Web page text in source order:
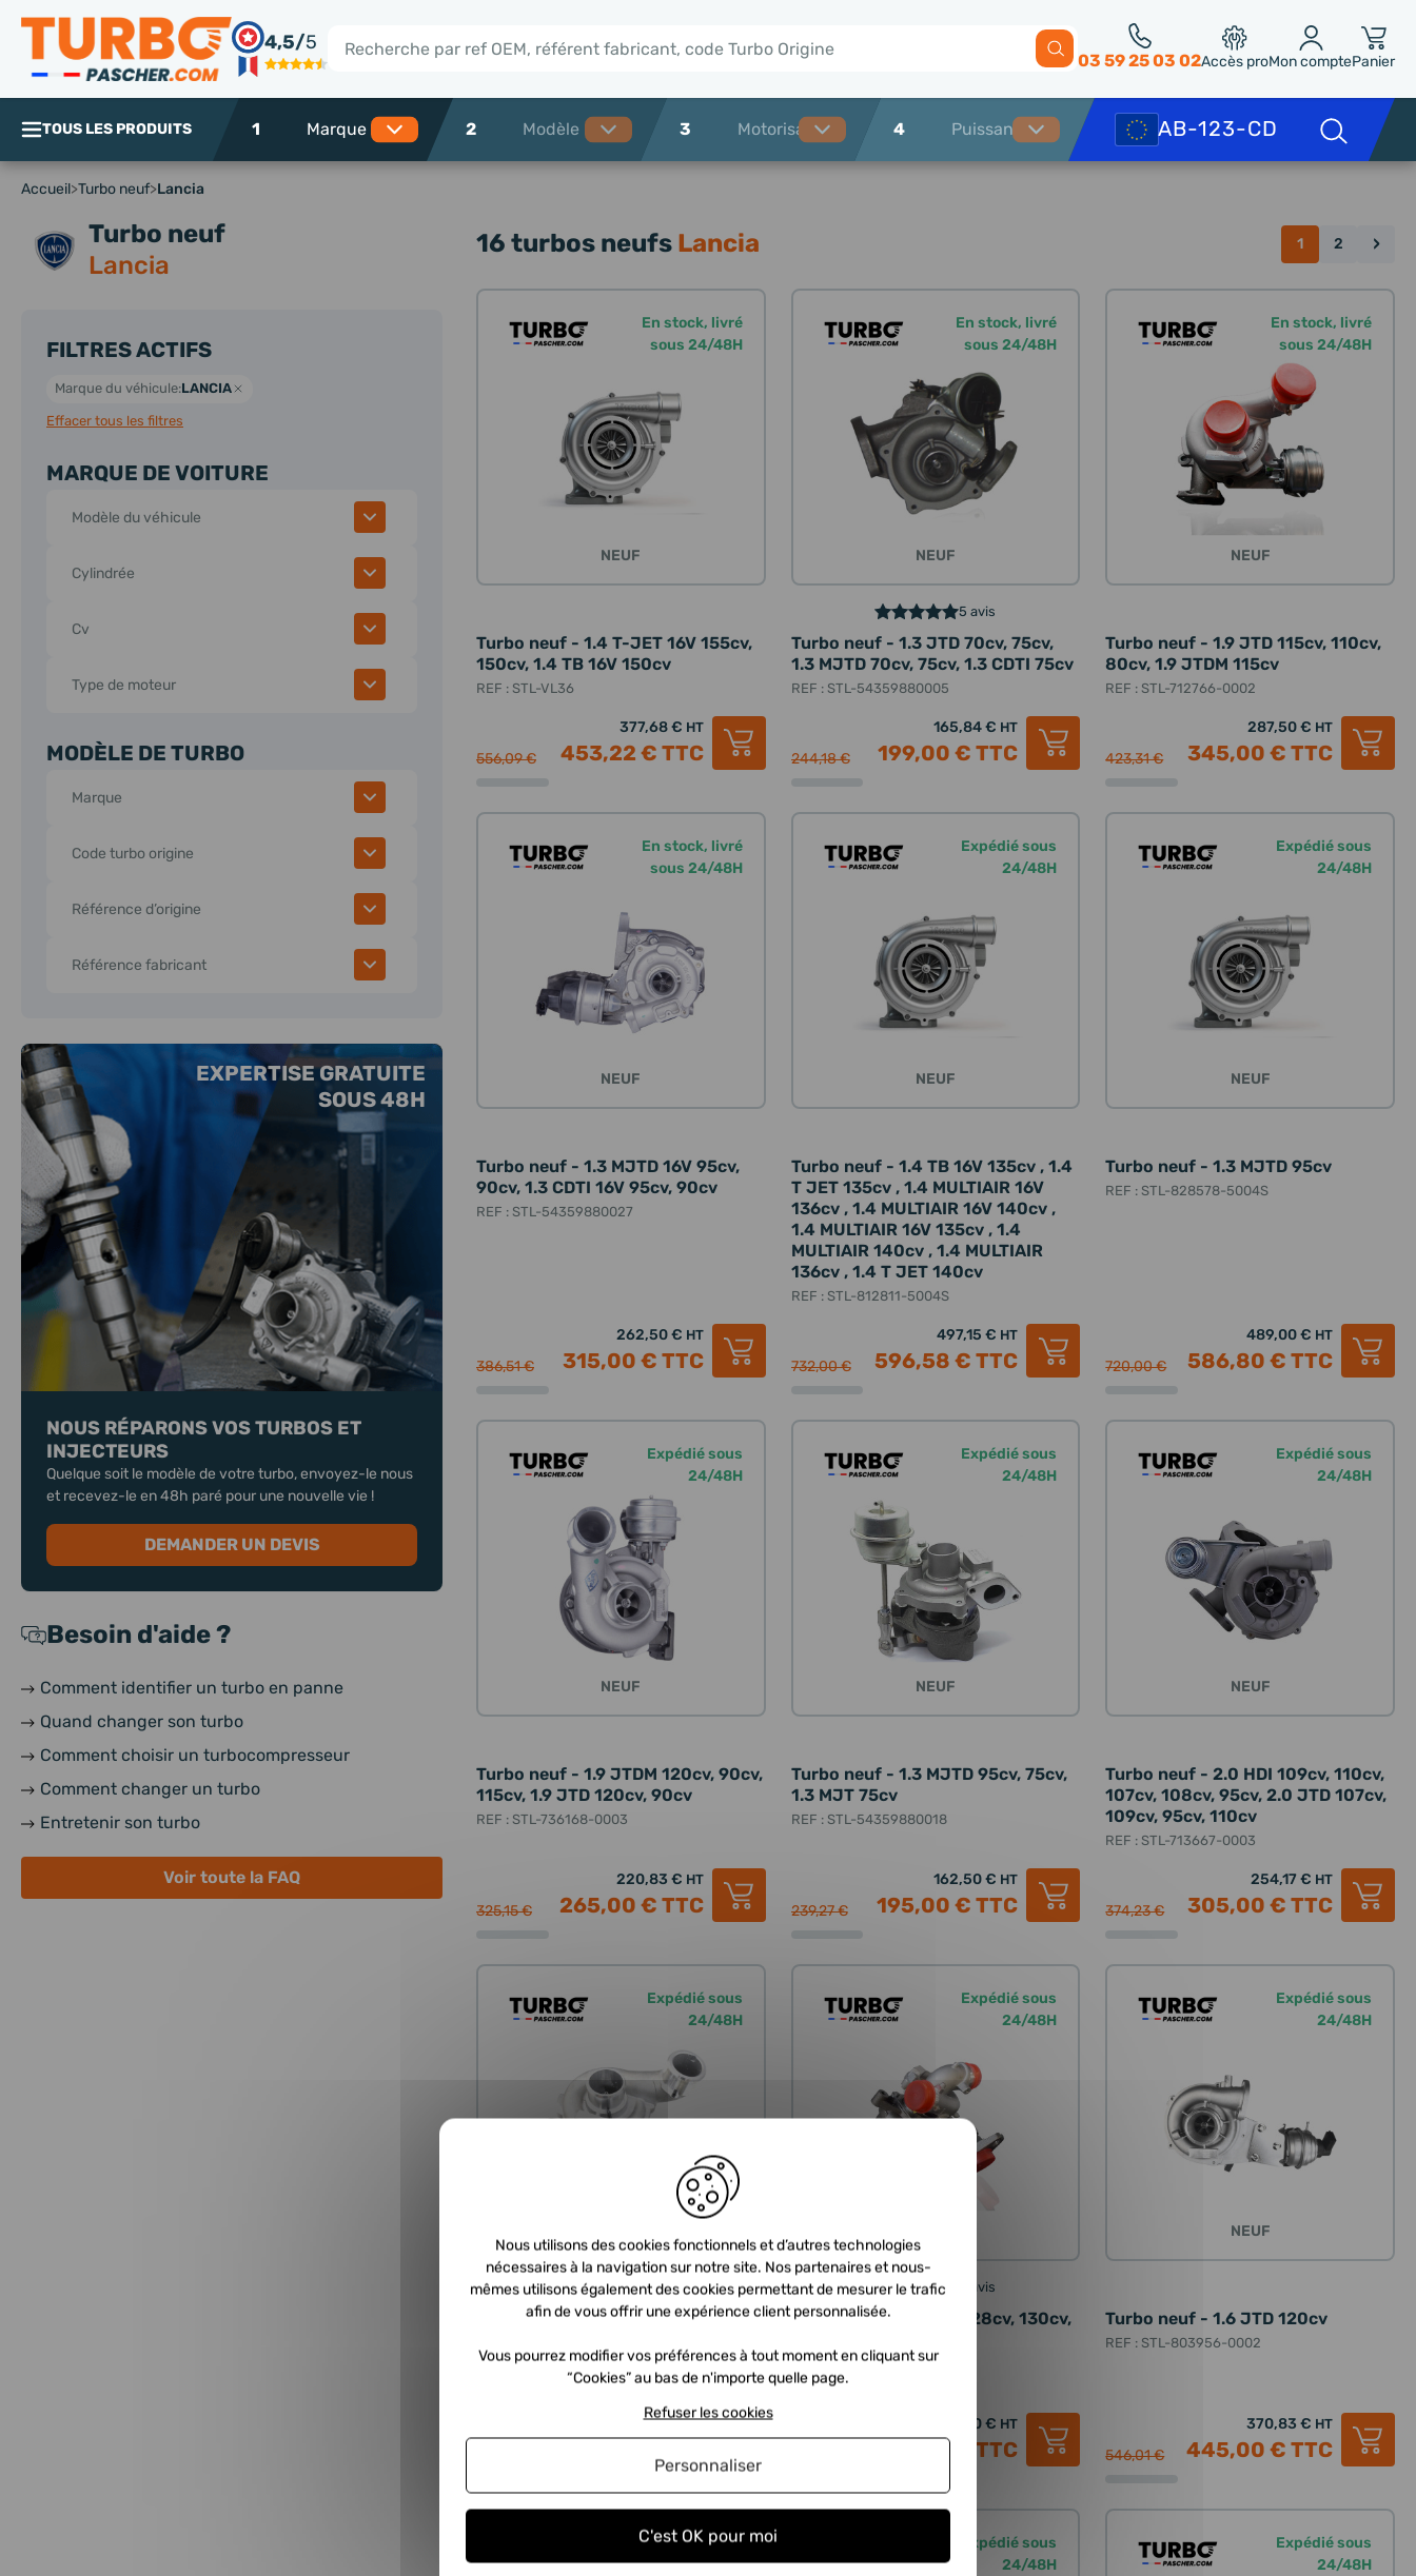
4,5/5
Rechercher 03 59 25 03 02Accès proMon comptePanier
TOUS LES PRODUITS 1 2 3 4
Accueil>Turbo neuf>Lancia
Turbo neuf
Lancia
FILTRES ACTIFS
Marque du véhicule:LANCIA
Effacer tous les filtres
MARQUE DE VOITURE
Modèle du véhicule
Cylindrée
Cv
Type de moteur
MODÈLE DE TURBO
Marque
Code turbo origine
Référence d’origine
Référence fabricant
EXPERTISE GRATUITE
SOUS 48H
NOUS RÉPARONS VOS TURBOS ET
INJECTEURS
Quelque soit le modèle de votre turbo, envoyez-le nous
et recevez-le en 48h paré pour une nouvelle vie !
DEMANDER UN DEVIS
Besoin d'aide ?
Comment identifier un turbo en panne
Quand changer son turbo
Comment choisir un turbocompresseur
Comment changer un turbo
Entretenir son turbo
Voir toute la FAQ
16 turbos neufs Lancia 1 2 ›
En stock, livré
sous 24/48H
NEUF
Turbo neuf - 1.4 T-JET 16V 155cv,
150cv, 1.4 TB 16V 150cv
REF : STL-VL36
556,09 €
377,68 € HT
453,22 € TTC
En stock, livré
sous 24/48H
NEUF
5 avis
Turbo neuf - 1.3 JTD 70cv, 75cv,
1.3 MJTD 70cv, 75cv, 1.3 CDTI 75cv
REF : STL-54359880005
244,18 €
165,84 € HT
199,00 € TTC
En stock, livré
sous 24/48H
NEUF
Turbo neuf - 1.9 JTD 115cv, 110cv,
80cv, 1.9 JTDM 115cv
REF : STL-712766-0002
423,31 €
287,50 € HT
345,00 € TTC
En stock, livré
sous 24/48H
NEUF
Turbo neuf - 1.3 MJTD 16V 95cv,
90cv, 1.3 CDTI 16V 95cv, 90cv
REF : STL-54359880027
386,51 €
262,50 € HT
315,00 € TTC
Expédié sous
24/48H
NEUF
Turbo neuf - 1.4 TB 16V 135cv , 1.4
T JET 135cv , 1.4 MULTIAIR 16V
136cv , 1.4 MULTIAIR 16V 140cv ,
1.4 MULTIAIR 16V 135cv , 1.4
MULTIAIR 140cv , 1.4 MULTIAIR
136cv , 1.4 T JET 140cv
REF : STL-812811-5004S
732,00 €
497,15 € HT
596,58 € TTC
Expédié sous
24/48H
NEUF
Turbo neuf - 1.3 MJTD 95cv
REF : STL-828578-5004S
720,00 €
489,00 € HT
586,80 € TTC
Expédié sous
24/48H
NEUF
Turbo neuf - 1.9 JTDM 120cv, 90cv,
115cv, 1.9 JTD 120cv, 90cv
REF : STL-736168-0003
325,15 €
220,83 € HT
265,00 € TTC
Expédié sous
24/48H
NEUF
Turbo neuf - 1.3 MJTD 95cv, 75cv,
1.3 MJT 75cv
REF : STL-54359880018
239,27 €
162,50 € HT
195,00 € TTC
Expédié sous
24/48H
NEUF
Turbo neuf - 2.0 HDI 109cv, 110cv,
107cv, 108cv, 95cv, 2.0 JTD 107cv,
109cv, 95cv, 110cv
REF : STL-713667-0003
374,23 €
254,17 € HT
305,00 € TTC
Expédié sous
24/48H
Turbo neuf - 1.9 JTDM 140cv,
136cv, 150cv
REF : STL-716665-0002
220,83 €HT
Expédié sous
24/48H
2 avis
Turbo neuf - 2.2 HDI 128cv, 130cv,
REF : STL-707240-0003
232,50 € HT
279,00 € TTC
Expédié sous
24/48H
NEUF
Turbo neuf - 1.6 JTD 120cv
REF : STL-803956-0002
546,01 €
370,83 € HT
445,00 € TTC
Expédié sous
24/48H
Expédié sous
24/48H
Expédié sous
24/48H
Panneau de gestion des cookies
Nous utilisons des cookies fonctionnels et d’autres technologies
nécessaires à la navigation sur notre site. Nos partenaires et nous-
mêmes utilisons également des cookies permettant de mesurer le trafic
afin de vous offrir une expérience client personnalisée.
Vous pourrez modifier vos préférences à tout moment en cliquant sur
“Cookies” au bas de n'importe quelle page.
C'est OK pour moi
Refuser les cookies
Personnaliser